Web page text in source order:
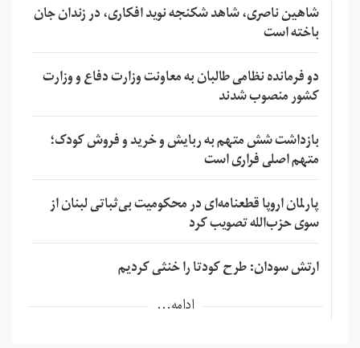
شاهین ناصری، شاهد شکنجه نوید افکاری، در زندان جان
باخته است
دو فرمانده نظامی طالبان به معاونت وزارت دفاع و وزارت
کشور منصوب شدند
بازداشت شش متهم به ربایش و خرید و فروش کودک؛
متهم اصلی فراری است
پارلمان اروپا قطعنامه‌ای در محکومیت بی‌ثباتی لبنان از
سوی حزب‌الله تصویب کرد
ارتش سودان: طرح کودتا را خنثی کردیم
ادامه...